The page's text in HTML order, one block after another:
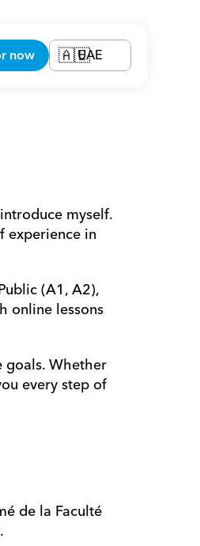
now 🇦🇪UAE
myself.
experience in
(A1, A2),
online lessons
goals. Whether
every step of
de la Faculté